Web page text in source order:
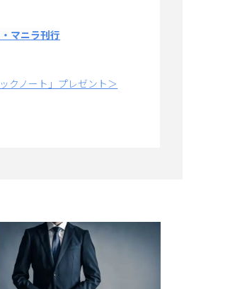
マニラ刊行
クノート」プレゼント＞